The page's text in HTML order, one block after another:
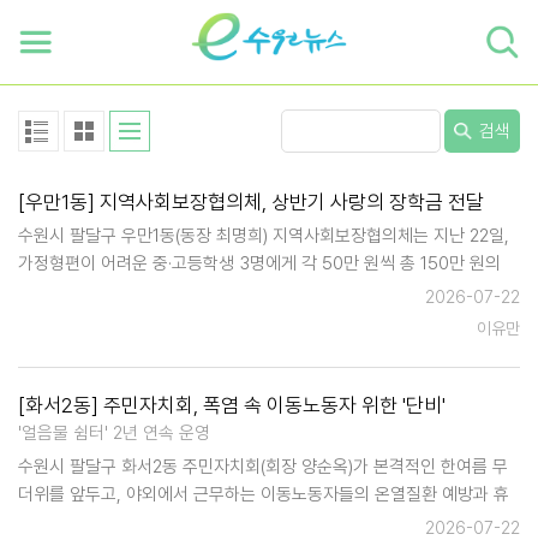
검색
[우만1동] 지역사회보장협의체, 상반기 사랑의 장학금 전달
수원시 팔달구 우만1동(동장 최명희) 지역사회보장협의체는 지난 22일,
가정형편이 어려운 중·고등학생 3명에게 각 50만 원씩 총 150만 원의
장학금을 전달했다고 밝혔다.이번 장학금은 경제적 여건이 어렵지만 성
실하게 학업에 매진하는 학생들을 지원하기 위해 마련된 것으로, 지역사
2026-07-22
이유만
[화서2동] 주민자치회, 폭염 속 이동노동자 위한 '단비'
'얼음물 쉼터' 2년 연속 운영
수원시 팔달구 화서2동 주민자치회(회장 양순옥)가 본격적인 한여름 무
더위를 앞두고, 야외에서 근무하는 이동노동자들의 온열질환 예방과 휴
식을 지원하기 위해 특별한 쉼터를 마련한다. 화서2동 주민자치회는 오
2026-07-22